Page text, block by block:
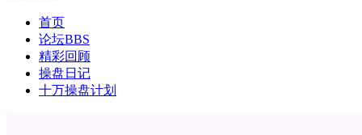
首页
论坛BBS
精彩回顾
操盘日记
十万操盘计划